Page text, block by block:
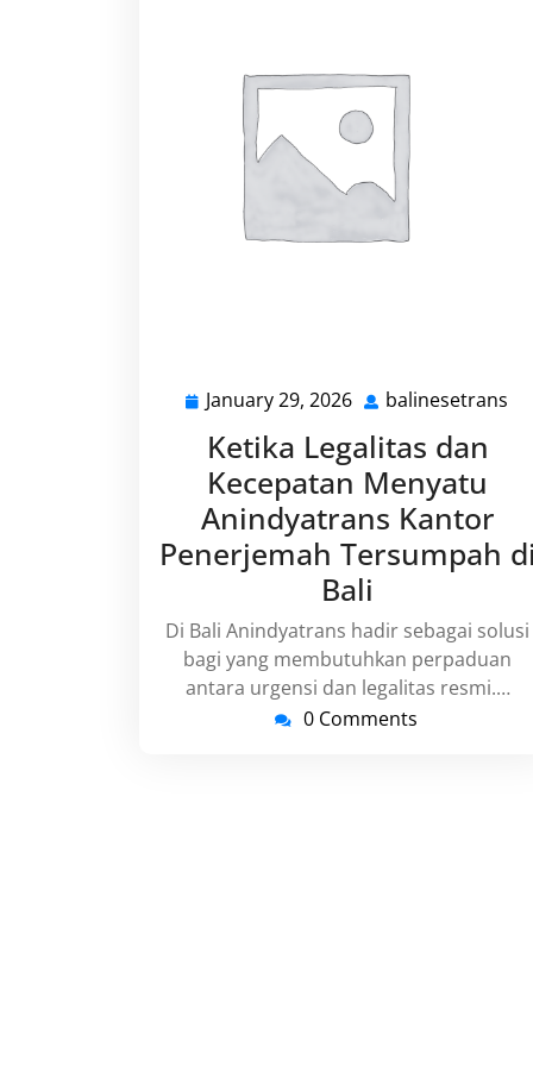
January 29, 2026 January
29,
2026
balinesetrans
Ketika Legalitas dan
Kecepatan Menyatu
Anindyatrans Kantor
Penerjemah Tersumpah
Bali
Di Bali Anindyatrans hadir sebagai solusi
bagi yang membutuhkan perpaduan
antara urgensi dan legalitas resmi.…
0 Comments